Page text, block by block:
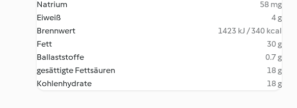
Natrium
58 mg
Eiweiß
4 g
Brennwert
1423 kJ / 340 kcal
Fett
30 g
Ballaststoffe
0.7 g
gesättigte Fettsäuren
18 g
Kohlenhydrate
18 g